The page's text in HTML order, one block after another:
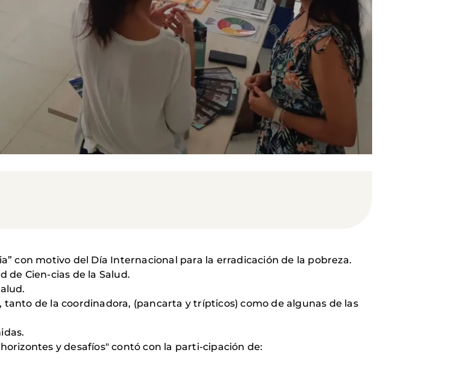
con motivo del Día Internacional para la erradicación de la pobreza.
de Cien-cias de la Salud.
de la coordinadora, (pancarta y trípticos) como de algunas de las
y desafíos" contó con la parti-cipación de: